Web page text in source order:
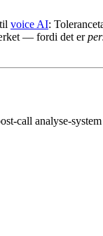
voice AI:
— fordi det er
call analyse-